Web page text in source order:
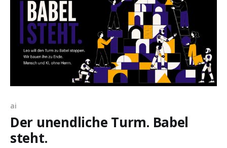
ai
Der unendliche Turm. Babel
steht.